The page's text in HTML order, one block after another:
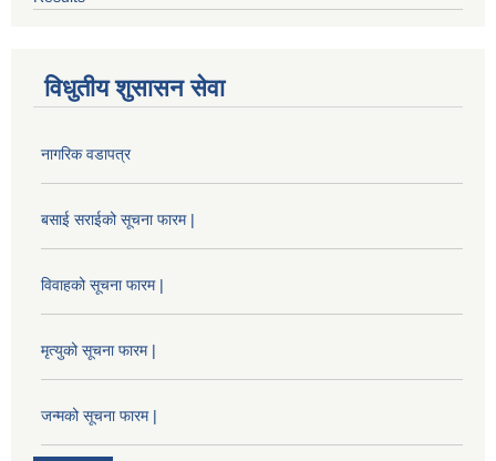
विधुतीय शुसासन सेवा
नागरिक वडापत्र
बसाई सराईको सूचना फारम |
विवाहको सूचना फारम |
मृत्युको सूचना फारम |
जन्मको सूचना फारम |